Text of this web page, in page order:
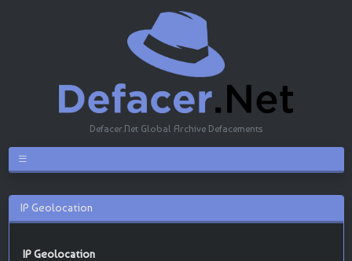
Defacer.Net Global Archive Defacements
IP Geolocation
IP Geolocation